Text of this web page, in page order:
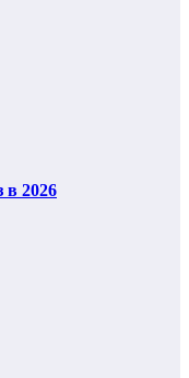
в 2026